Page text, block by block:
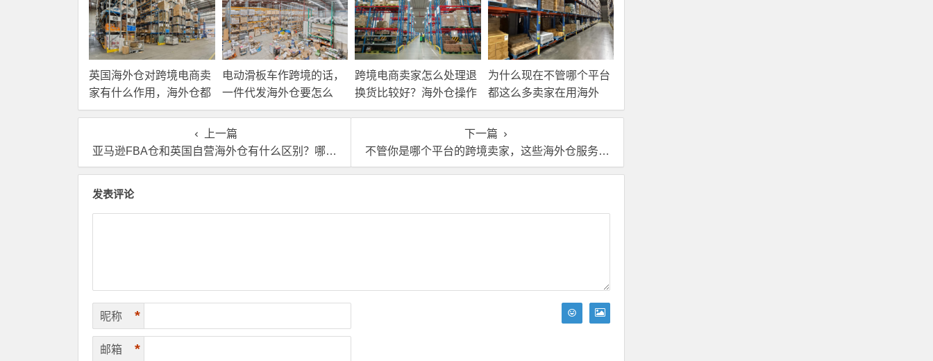
英国海外仓对跨境电商卖
家有什么作用，海外仓都
有哪些核心服务？
电动滑板车作跨境的话，
一件代发海外仓要怎么
选？
跨境电商卖家怎么处理退
换货比较好？海外仓操作
靠谱吗？
为什么现在不管哪个平台
都这么多卖家在用海外
仓？
上一篇
亚马逊FBA仓和英国自营海外仓有什么区别？哪个费用低一点？
下一篇
不管你是哪个平台的跨境卖家，这些海外仓服务你都要了解！
发表评论
昵称 *
邮箱 *